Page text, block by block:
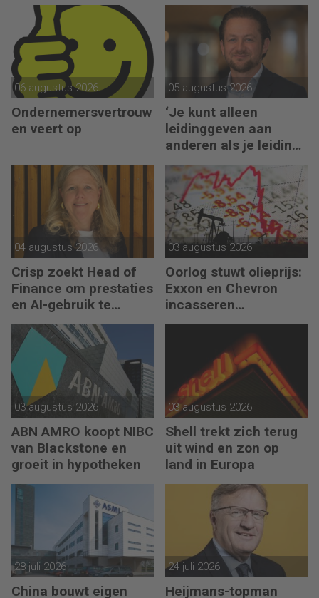
06 augustus 2026
Ondernemersvertrouw
en veert op
05 augustus 2026
‘Je kunt alleen
leidinggeven aan
anderen als je leiding
kunt geven aan jezelf’
04 augustus 2026
Crisp zoekt Head of
Finance om prestaties
en AI-gebruik te
versnellen
03 augustus 2026
Oorlog stuwt olieprijs:
Exxon en Chevron
incasseren
miljardenwinsten
03 augustus 2026
ABN AMRO koopt NIBC
van Blackstone en
groeit in hypotheken
03 augustus 2026
Shell trekt zich terug
uit wind en zon op
land in Europa
28 juli 2026
China bouwt eigen
24 juli 2026
Heijmans-topman